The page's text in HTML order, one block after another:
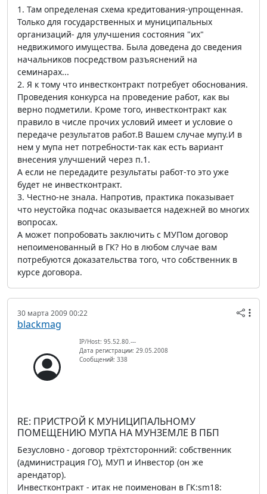
1. Там определеная схема кредитования-упрощенная.
Только для государственных и муниципальных
организаций- для улучшения состояния "их"
недвижимого имущества. Была доведена до сведения
начальников посредством разъяснений на
семинарах...
2. Я к тому что инвестконтракт потребует обоснования.
Проведения конкурса на проведение работ, как вы
верно подметили. Кроме того, инвестконтракт как
правило в числе прочих условий имеет и условие о
передаче результатов работ.В Вашем случае мупу.И в
нем у мупа нет потребности-так как есть вариант
внесения улучшений через п.1.
А если не передадите результаты работ-то это уже
будет не инвестконтракт.
3. Честно-не знала. Напротив, практика показывает
что неустойка подчас оказывается надежней во многих
вопросах.
А может попробовать заключить с МУПом договор
непоименованный в ГК? Но в любом случае вам
потребуются доказательства того, что собственник в
курсе договора.
30 марта 2009 00:22
blackmag
IP/Host: 95.52.80.---
Дата регистрации: 29.05.2008
Сообщений: 338
RE: ПРИСТРОЙ К МУНИЦИПАЛЬНОМУ
ПОМЕЩЕНИЮ МУПА НА МУНЗЕМЛЕ В ПБП
Безусловно - договор трёхтсторонний: собственник
(администрация ГО), МУП и Инвестор (он же
арендатор).
Инвестконтракт - итак не поименован в ГК:sm18: